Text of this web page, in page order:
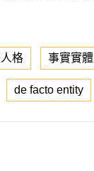
格 事實實體
de facto entity